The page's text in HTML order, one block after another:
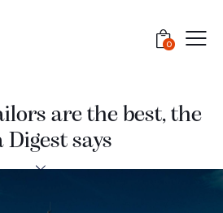
0
are the best, the
Digest says